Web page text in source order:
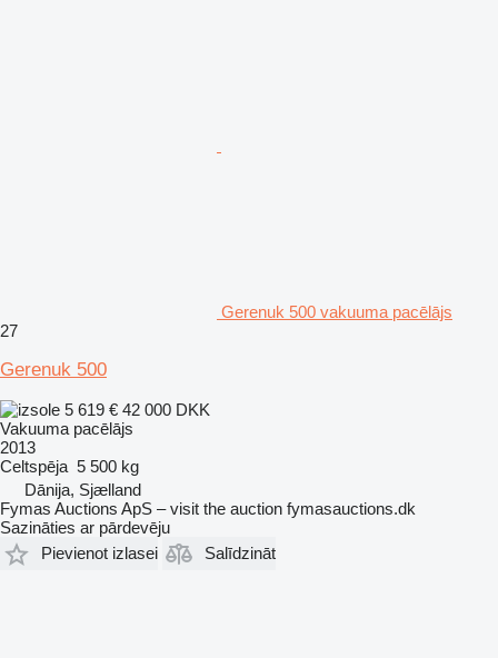
Gerenuk 500 vakuuma pacēlājs
27
Gerenuk 500
5 619 € 42 000 DKK
Vakuuma pacēlājs
2013
Celtspēja 5 500 kg
Dānija, Sjælland
Fymas Auctions ApS – visit the auction fymasauctions.dk
Sazināties ar pārdevēju
Pievienot izlasei
Salīdzināt